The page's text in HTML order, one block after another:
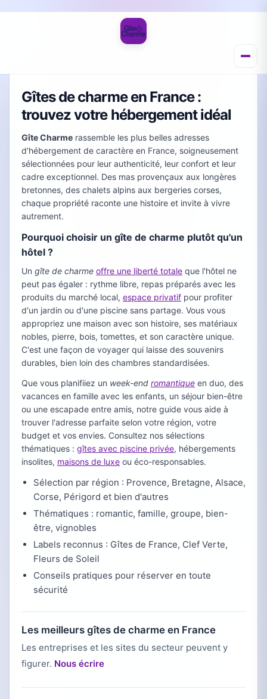
Gîtes de charme en France :
trouvez votre hébergement idéal
Gîte Charme rassemble les plus belles adresses
d'hébergement de caractère en France, soigneusement
sélectionnées pour leur authenticité, leur confort et leur
cadre exceptionnel. Des mas provençaux aux longères
bretonnes, des chalets alpins aux bergeries corses,
chaque propriété raconte une histoire et invite à vivre
autrement.
Pourquoi choisir un gîte de charme plutôt qu'un
hôtel ?
Un gîte de charme offre une liberté totale que l'hôtel ne
peut pas égaler : rythme libre, repas préparés avec les
produits du marché local, espace privatif pour profiter
d'un jardin ou d'une piscine sans partage. Vous vous
appropriez une maison avec son histoire, ses matériaux
nobles, pierre, bois, tomettes, et son caractère unique.
C'est une façon de voyager qui laisse des souvenirs
durables, bien loin des chambres standardisées.
Que vous planifiiez un week-end romantique en duo, des
vacances en famille avec les enfants, un séjour bien-être
ou une escapade entre amis, notre guide vous aide à
trouver l'adresse parfaite selon votre région, votre
budget et vos envies. Consultez nos sélections
thématiques : gîtes avec piscine privée, hébergements
insolites, maisons de luxe ou éco-responsables.
Sélection par région : Provence, Bretagne, Alsace,
Corse, Périgord et bien d'autres
Thématiques : romantic, famille, groupe, bien-
être, vignobles
Labels reconnus : Gîtes de France, Clef Verte,
Fleurs de Soleil
Conseils pratiques pour réserver en toute
sécurité
Les meilleurs gîtes de charme en France
Les entreprises et les sites du secteur peuvent y
figurer. Nous écrire